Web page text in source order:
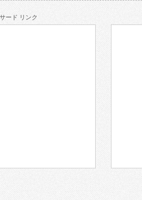
ード リンク